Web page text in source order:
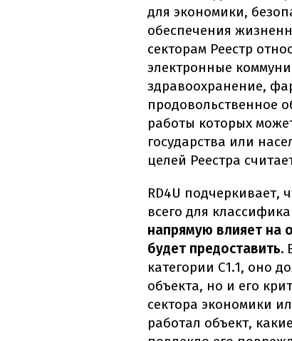
для экономики,
обеспечения
секторам Реестр
электронные
здравоохранение,
продовольственное
работы которых
государства или
целей Реестра
RD4U подчеркивает,
всего для
напрямую влияет на
будет предоставить.
категории С1.1, оно
объекта, но и его
сектора экономики
работал объект,